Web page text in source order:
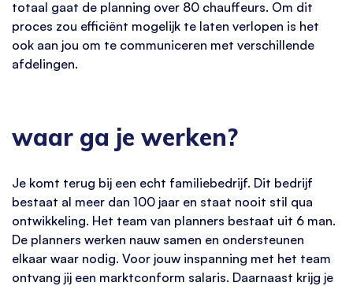
totaal gaat de planning over 80 chauffeurs. Om dit
proces zou efficiënt mogelijk te laten verlopen is het
ook aan jou om te communiceren met verschillende
afdelingen.
waar ga je werken?
Je komt terug bij een echt familiebedrijf. Dit bedrijf
bestaat al meer dan 100 jaar en staat nooit stil qua
ontwikkeling. Het team van planners bestaat uit 6 man.
De planners werken nauw samen en ondersteunen
elkaar waar nodig. Voor jouw inspanning met het team
ontvang jij een marktconform salaris. Daarnaast krijg je